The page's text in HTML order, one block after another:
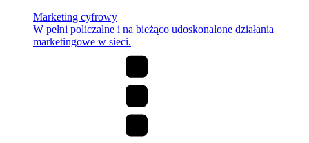
Marketing cyfrowy
W pełni policzalne i na bieżąco udoskonalone działania
marketingowe w sieci.